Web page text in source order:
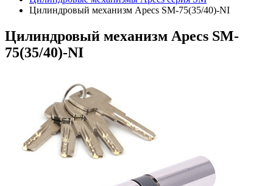
Цилиндровый механизм Apecs SM-75(35/40)-NI
Цилиндровый механизм Apecs SM-
75(35/40)-NI